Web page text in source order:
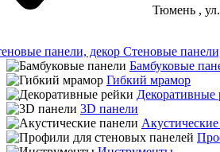
Тюмень ,
Стеновые
Бамбуковые
Гибкий мрамор
Декоративные
3D панели